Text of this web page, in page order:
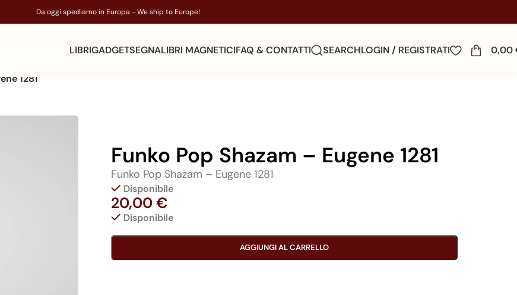
Da oggi spediamo in Europa - We ship to Europe!
LIBRIGADGETSEGNALIBRI MAGNETICIFAQ & CONTATTI SEARCHLOGIN / REGISTRATI 0,00
1281
Funko Pop Shazam – Eugene 1281
Funko Pop Shazam – Eugene 1281
Disponibile
20,00€
Disponibile
AGGIUNGI AL CARRELLO